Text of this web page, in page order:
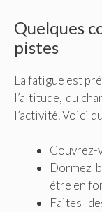
Quelques
pistes
La fatigue est
l’altitude, du
l’activité. Voici
Couvrez-
Dormez
être en
Faites